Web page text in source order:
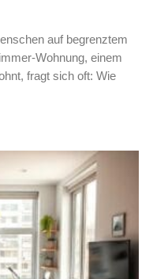
auf begrenztem
einem
fragt sich oft: Wie